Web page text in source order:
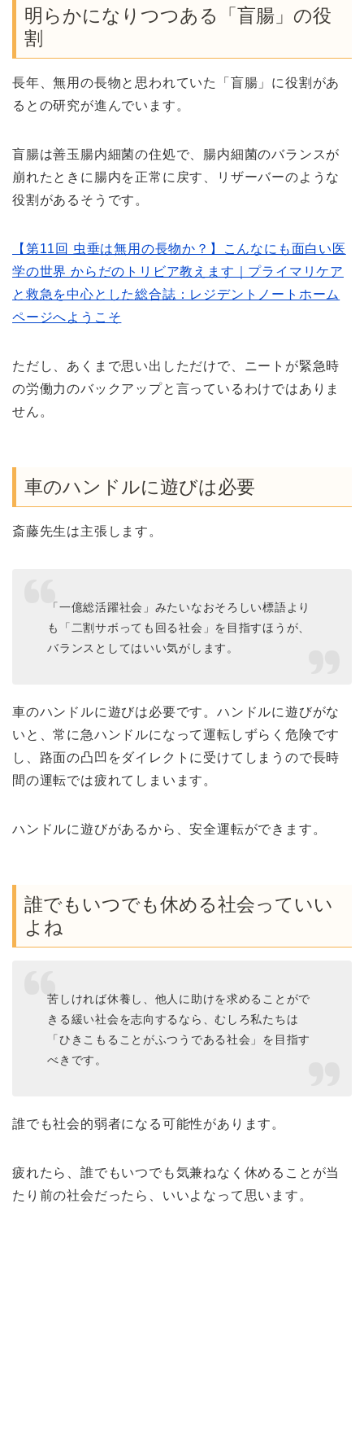
明らかになりつつある「盲腸」の役
割
長年、無用の長物と思われていた「盲腸」に役割があ
るとの研究が進んでいます。
盲腸は善玉腸内細菌の住処で、腸内細菌のバランスが
崩れたときに腸内を正常に戻す、リザーバーのような
役割があるそうです。
【第11回 虫垂は無用の長物か？】こんなにも面白い医
学の世界 からだのトリビア教えます｜プライマリケア
と救急を中心とした総合誌：レジデントノートホーム
ページへようこそ
ただし、あくまで思い出しただけで、ニートが緊急時
の労働力のバックアップと言っているわけではありま
せん。
車のハンドルに遊びは必要
斎藤先生は主張します。
「一億総活躍社会」みたいなおそろしい標語より
も「二割サボっても回る社会」を目指すほうが、
バランスとしてはいい気がします。
車のハンドルに遊びは必要です。ハンドルに遊びがな
いと、常に急ハンドルになって運転しずらく危険です
し、路面の凸凹をダイレクトに受けてしまうので長時
間の運転では疲れてしまいます。
ハンドルに遊びがあるから、安全運転ができます。
誰でもいつでも休める社会っていい
よね
苦しければ休養し、他人に助けを求めることがで
きる緩い社会を志向するなら、むしろ私たちは
「ひきこもることがふつうである社会」を目指す
べきです。
誰でも社会的弱者になる可能性があります。
疲れたら、誰でもいつでも気兼ねなく休めることが当
たり前の社会だったら、いいよなって思います。